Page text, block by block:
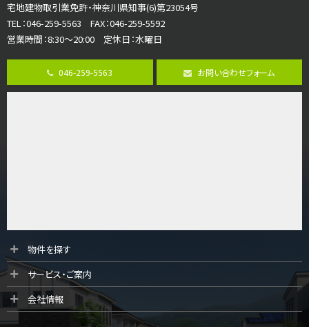
第8位
長後駅
バ11分・歩6分
全棟ＬＤＫは16帖の4ＬＤＫ！食器洗い乾燥機や浴…
海老名駅
リビングダイニング部分の床暖房完備 車並列2台駐…
宅地建物取引業免許・神奈川県知事(6)第23054号
TEL：046-259-5563 FAX：046-259-5592
営業時間：8:30～20:00 定休日：水曜日
046-259-5563 お問い合わせフォーム
物件を探す
サービス・ご案内
会社情報